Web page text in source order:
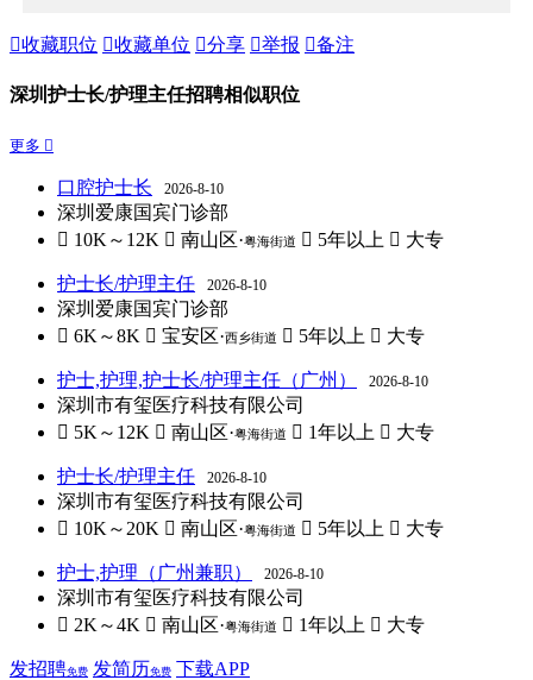
收藏职位 收藏单位 分享 举报 备注
深圳护士长/护理主任招聘相似职位
更多 
口腔护士长 2026-8-10
深圳爱康国宾门诊部
 10K～12K  南山区·粤海街道  5年以上  大专
护士长/护理主任 2026-8-10
深圳爱康国宾门诊部
 6K～8K  宝安区·西乡街道  5年以上  大专
护士,护理,护士长/护理主任（广州） 2026-8-10
深圳市有玺医疗科技有限公司
 5K～12K  南山区·粤海街道  1年以上  大专
护士长/护理主任 2026-8-10
深圳市有玺医疗科技有限公司
 10K～20K  南山区·粤海街道  5年以上  大专
护士,护理（广州兼职） 2026-8-10
深圳市有玺医疗科技有限公司
 2K～4K  南山区·粤海街道  1年以上  大专
发招聘免费 发简历免费 下载APP